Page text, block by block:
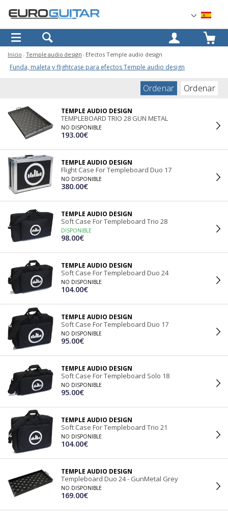
OK
Inicio Temple audio design Efectos Temple audio design
Funda, maleta y flightcase para efectos Temple audio design
Ordenar Ordenar
TEMPLE AUDIO DESIGN
TEMPLEBOARD TRIO 28 GUN METAL
NO DISPONIBLE
193.00€
TEMPLE AUDIO DESIGN
Flight Case For Templeboard Duo 17
NO DISPONIBLE
380.00€
TEMPLE AUDIO DESIGN
Soft Case For Templeboard Trio 28
DISPONIBLE
98.00€
TEMPLE AUDIO DESIGN
Soft Case For Templeboard Duo 24
NO DISPONIBLE
104.00€
TEMPLE AUDIO DESIGN
Soft Case For Templeboard Duo 17
NO DISPONIBLE
95.00€
TEMPLE AUDIO DESIGN
Soft Case For Templeboard Solo 18
NO DISPONIBLE
95.00€
TEMPLE AUDIO DESIGN
Soft Case For Templeboard Trio 21
NO DISPONIBLE
104.00€
TEMPLE AUDIO DESIGN
Templeboard Duo 24 - GunMetal Grey
NO DISPONIBLE
169.00€